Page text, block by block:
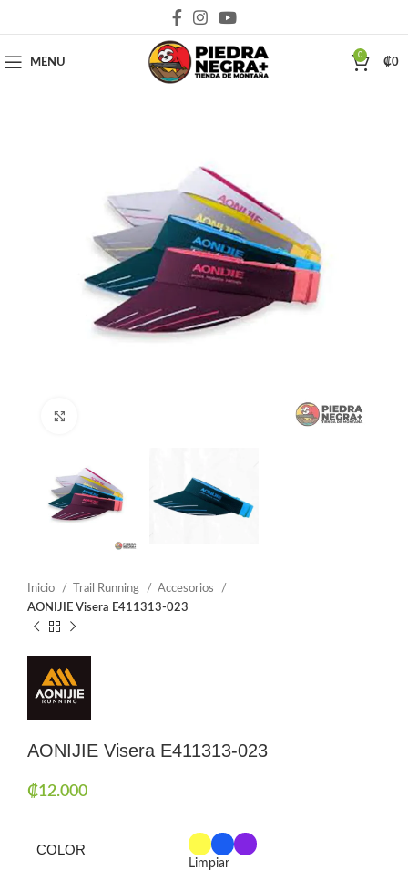
MENU
0
₡0
Inicio Trail Running
Accesorios
AONIJIE Visera E411313-023
AONIJIE Visera E411313-023
₡12.000
COLOR
Limpiar
Deja que la montaña sea parte de tu vida